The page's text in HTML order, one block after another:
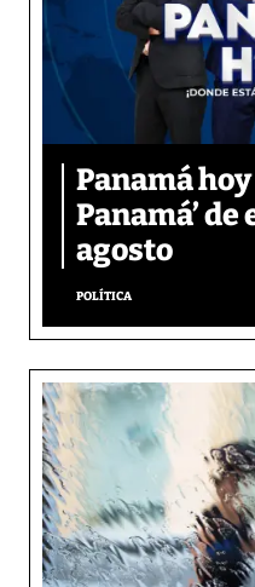
Panamá hoy
Panamá’ de
agosto
POLÍTICA